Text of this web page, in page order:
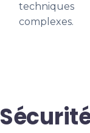
techniques
complexes.